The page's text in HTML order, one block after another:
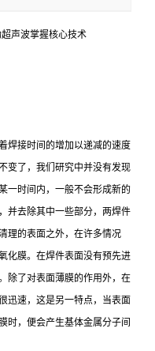
声波掌握核心技术
接时间的增加以递减的速度
变了，我们研究中并没有发现
一时间内，一般不会形成新的
并去除其中一些部分，两焊件
理的表面之外，在许多情况
化膜。在焊件表面没有预先进
除了对表面薄膜的作用外，在
迅速，这是另一特点，当表面
时，便会产生基体金属分子间